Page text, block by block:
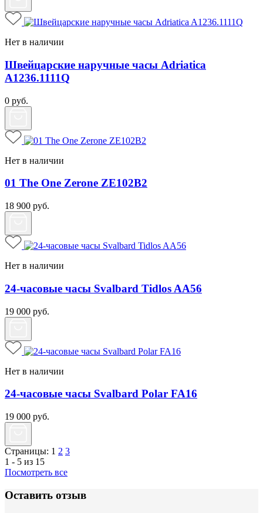
Нет в наличии
Швейцарские наручные часы Adriatica
A1236.1111Q
0 руб.
Нет в наличии
01 The One Zerone ZE102B2
18 900 руб.
Нет в наличии
24-часовые часы Svalbard Tidlos AA56
19 000 руб.
Нет в наличии
24-часовые часы Svalbard Polar FA16
19 000 руб.
Страницы: 1 2 3
1 - 5 из 15
Посмотреть все
Оставить отзыв